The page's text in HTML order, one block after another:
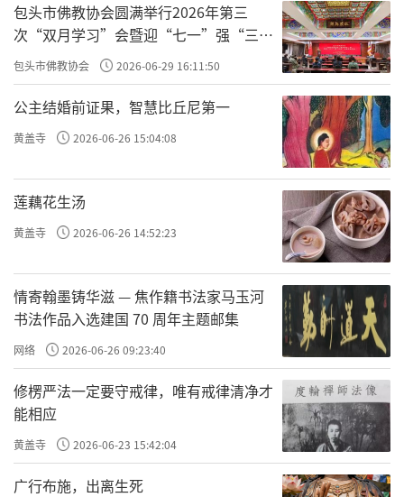
包头市佛教协会圆满举行2026年第三
次“双月学习”会暨迎“七一”强“三
爱”主题书画笔会
包头市佛教协会 2026-06-29 16:11:50
公主结婚前证果，智慧比丘尼第一
黄盖寺 2026-06-26 15:04:08
莲藕花生汤
黄盖寺 2026-06-26 14:52:23
情寄翰墨铸华滋 — 焦作籍书法家马玉河
书法作品入选建国 70 周年主题邮集
网络 2026-06-26 09:23:40
修楞严法一定要守戒律，唯有戒律清净才
能相应
黄盖寺 2026-06-23 15:42:04
广行布施，出离生死